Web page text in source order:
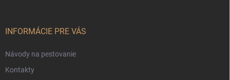
INFORMÁCIE PRE VÁS
Návody na pestovanie
Kontakty